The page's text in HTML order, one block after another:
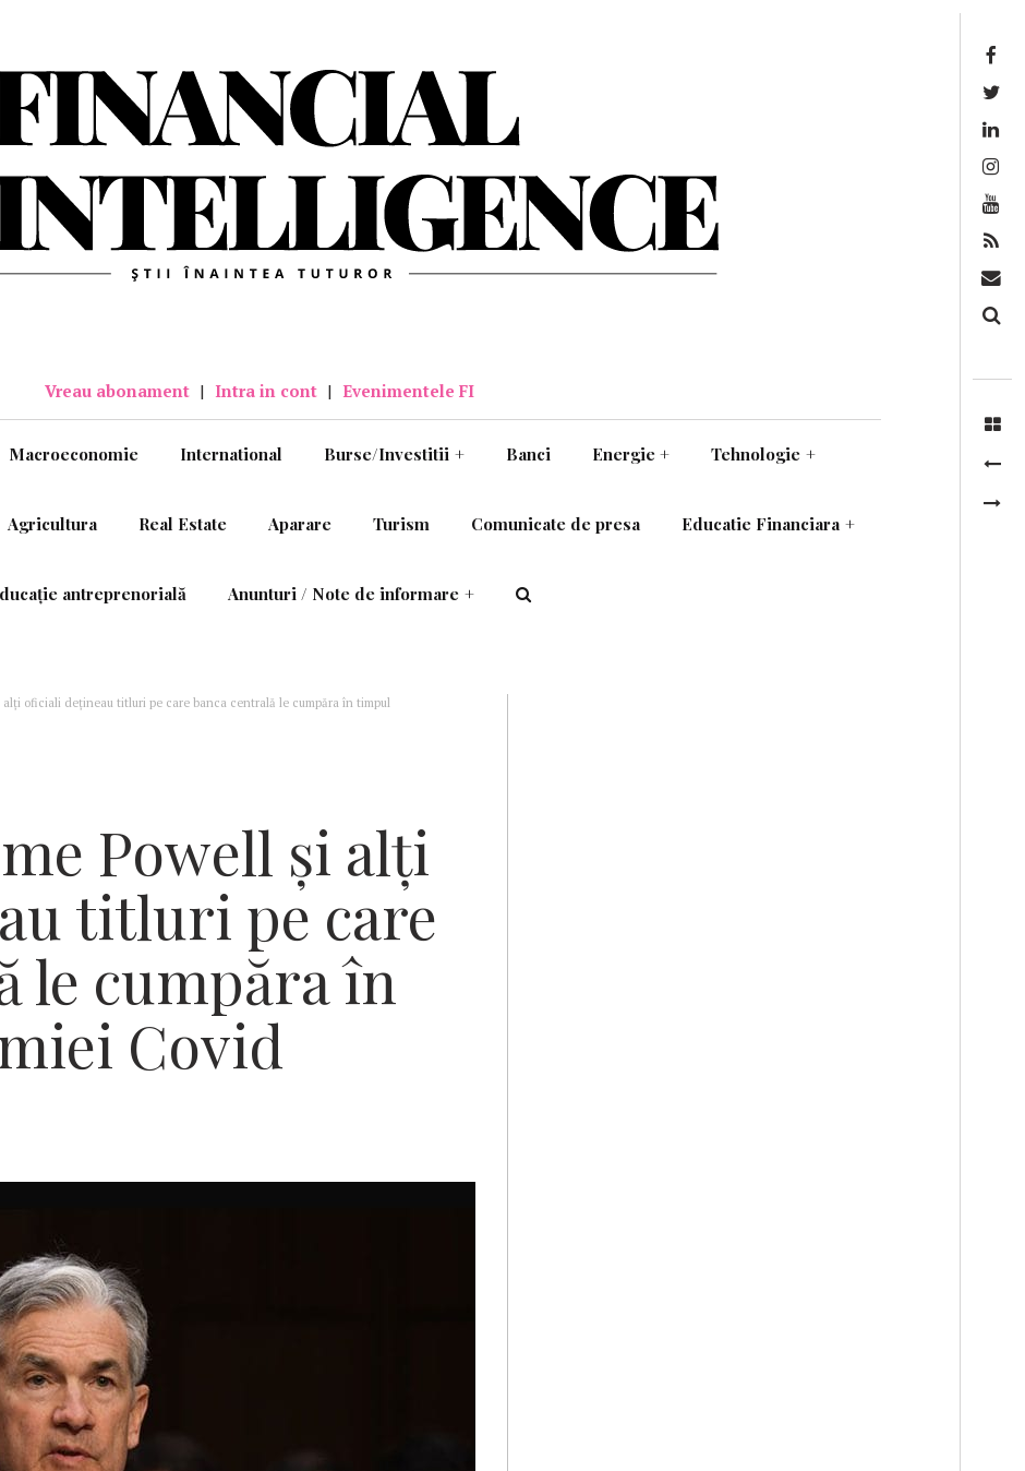
Vreau abonament | Intra in cont | Evenimentele FI
Macroeconomie International Burse/Investitii + Banci Energie + Tehnologie +
Agricultura Real Estate Aparare Turism Comunicate de presa Educatie Financiara +
antreprenorială Anunturi / Note de informare +
alți oficiali dețineau titluri pe care banca centrală le cumpăra în timpul
Powell și alți
titluri pe care
le cumpăra în
Covid